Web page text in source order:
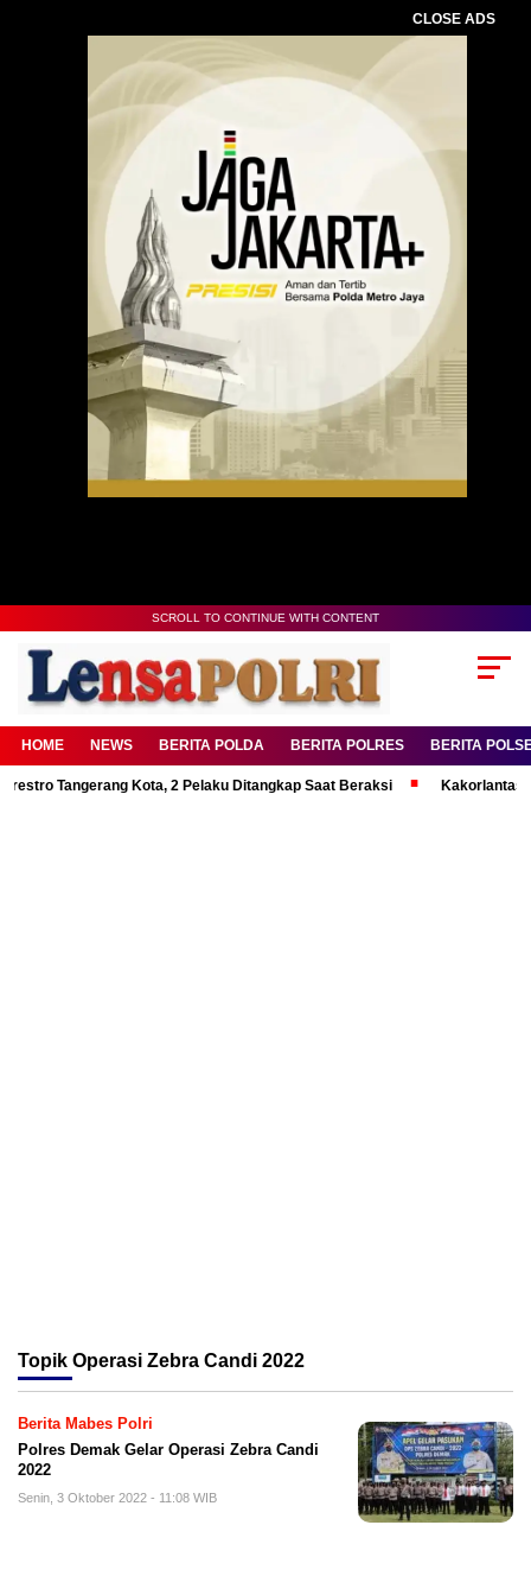
CLOSE ADS
SCROLL TO CONTINUE WITH CONTENT
HOME NEWS BERITA POLDA BERITA POLRES BERITA
Tangerang Kota, 2 Pelaku Ditangkap Saat Beraksi Kakorlantas
Topik Operasi Zebra Candi 2022
Berita Mabes Polri
Polres Demak Gelar Operasi Zebra Candi
2022
Senin, 3 Oktober 2022 - 11:08 WIB